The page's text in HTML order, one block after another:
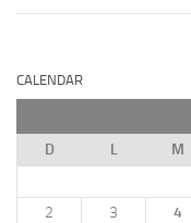
CALENDAR
D
L M
2
3 4